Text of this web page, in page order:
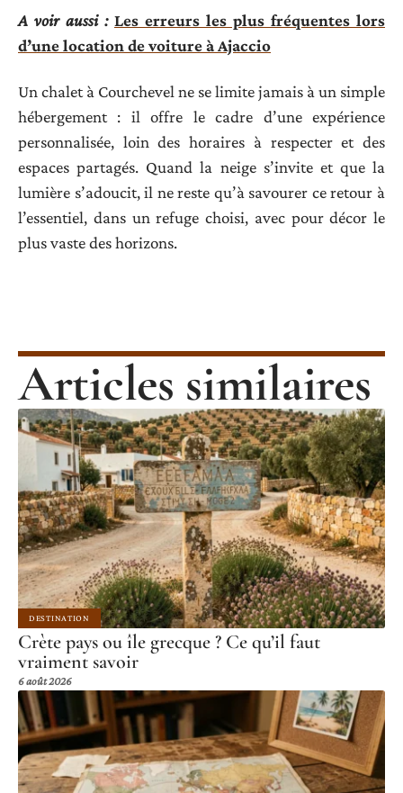
A voir aussi : Les erreurs les plus fréquentes lors
d’une location de voiture à Ajaccio
Un chalet à Courchevel ne se limite jamais à un simple
hébergement : il offre le cadre d’une expérience
personnalisée, loin des horaires à respecter et des
espaces partagés. Quand la neige s’invite et que la
lumière s’adoucit, il ne reste qu’à savourer ce retour à
l’essentiel, dans un refuge choisi, avec pour décor le
plus vaste des horizons.
Articles similaires
DESTINATION
Crète pays ou île grecque ? Ce qu’il faut
vraiment savoir
6 août 2026